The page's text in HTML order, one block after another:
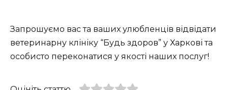
Запрошуємо вас та ваших улюбленців відвідати
ветеринарну клініку “Будь здоров” у Харкові та
особисто переконатися у якості наших послуг!